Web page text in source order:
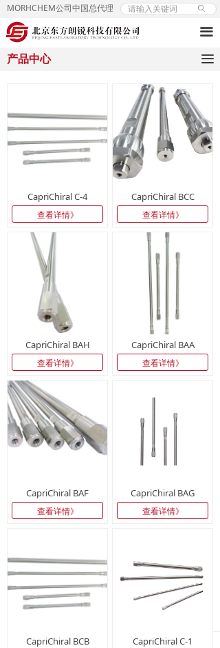
MORHCHEM公司中国总代理 ꄙ
끀
CapriChiral C-4
查看详情》
CapriChiral BCC
查看详情》
CapriChiral BAH
查看详情》
CapriChiral BAA
查看详情》
CapriChiral BAF
查看详情》
CapriChiral BAG
查看详情》
CapriChiral BCB CapriChiral C-1
产品中心 끀